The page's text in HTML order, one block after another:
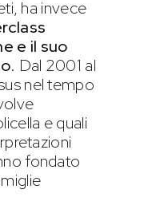
ha invece
e il suo
. Dal 2001 al
nel tempo
e quali
fondato